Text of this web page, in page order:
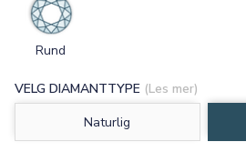
VELG DIAMANTTYPE (Les mer)
Naturlig
Rund